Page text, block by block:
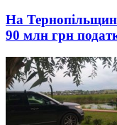
На
90 млн грн